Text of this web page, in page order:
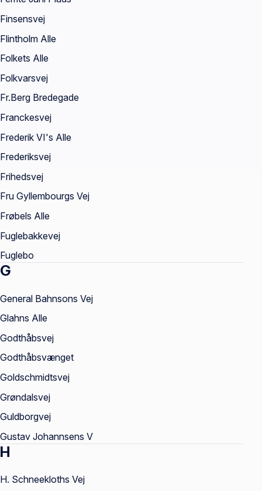
Finsensvej
Flintholm Alle
Folkets Alle
Folkvarsvej
Fr.Berg Bredegade
Franckesvej
Frederik VI's Alle
Frederiksvej
Frihedsvej
Fru Gyllembourgs Vej
Frøbels Alle
Fuglebakkevej
Fuglebo
G
General Bahnsons Vej
Glahns Alle
Godthåbsvej
Godthåbsvænget
Goldschmidtsvej
Grøndalsvej
Guldborgvej
Gustav Johannsens V
H
H. Schneekloths Vej